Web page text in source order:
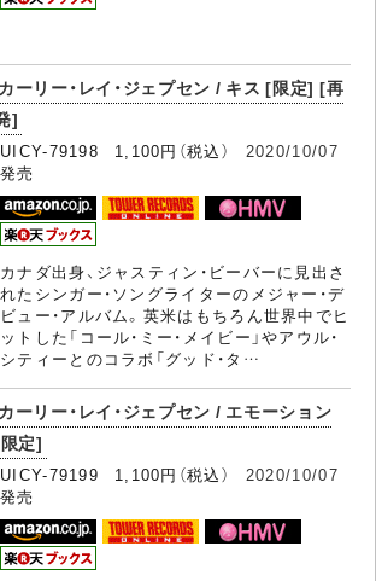
カーリー・レイ・ジェプセン / キス [限定] [再
]
UICY-79198 1,100円（税込） 2020/10/07
発売
カナダ出身、ジャスティン・ビーバーに見出さ
れたシンガー・ソングライターのメジャー・デ
ビュー・アルバム。英米はもちろん世界中でヒ
ットした「コール・ミー・メイビー」やアウル・
シティーとのコラボ「グッド・タ…
カーリー・レイ・ジェプセン / エモーション
定]
UICY-79199 1,100円（税込） 2020/10/07
発売